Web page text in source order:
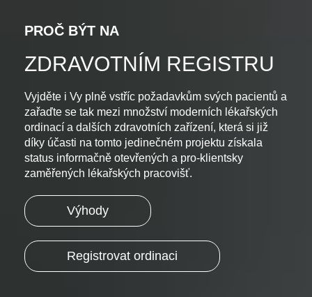
PROČ BÝT NA
ZDRAVOTNÍM REGISTRU
Vyjděte i Vy plně vstříc požadavkům svých pacientů a
zařaďte se tak mezi množství moderních lékařských
ordinací a dalších zdravotních zařízení, která si již
díky účasti na tomto jedinečném projektu získala
status informačně otevřených a pro-klientsky
zaměřených lékařských pracovišť.
Výhody
Registrovat ordinaci